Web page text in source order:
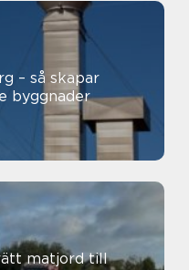
– så skapar
byggnader